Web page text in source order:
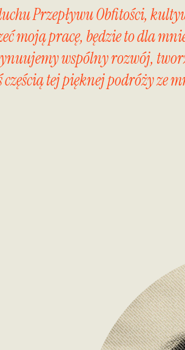
Przepływu Obfitości,
moją pracę, będzie to dla
wspólny rozwój,
tej pięknej podróży ze